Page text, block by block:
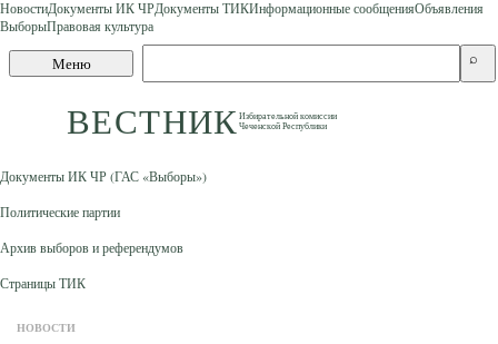
Skip to content
НовостиДокументы ИК ЧРДокументы ТИКИнформационные сообщенияОбъявления
ВыборыПравовая культура
Меню
ВЕСТНИКИзбирательной комиссии
Чеченской Республики
сайту
⌕
Документы ИК ЧР (ГАС «Выборы»)
Политические партии
Архив выборов и референдумов
Страницы ТИК
НОВОСТИ